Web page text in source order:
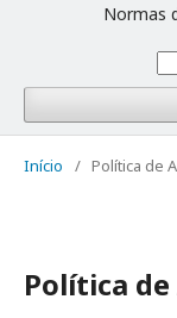
Normas
Início / Política de
Política